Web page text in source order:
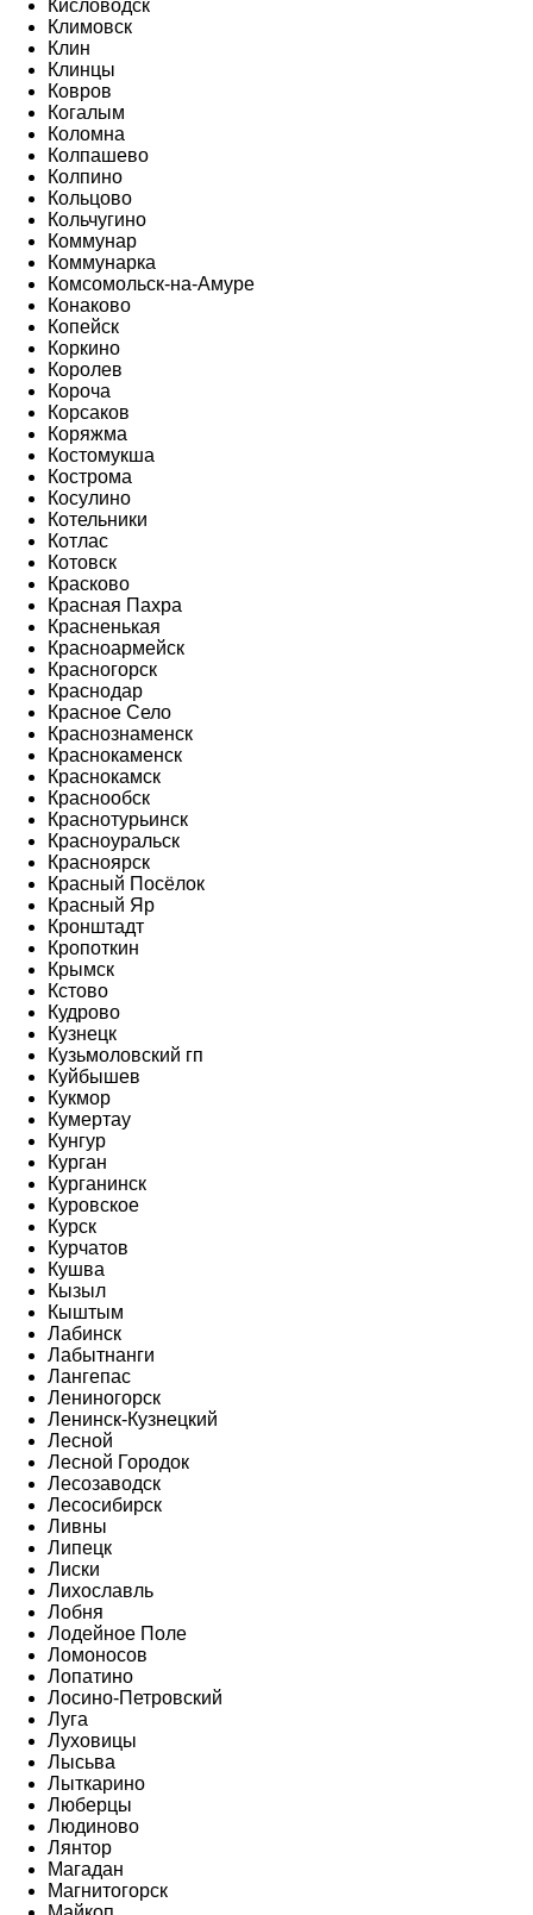
Кисловодск
Климовск
Клин
Клинцы
Ковров
Когалым
Коломна
Колпашево
Колпино
Кольцово
Кольчугино
Коммунар
Коммунарка
Комсомольск-на-Амуре
Конаково
Копейск
Коркино
Королев
Короча
Корсаков
Коряжма
Костомукша
Кострома
Косулино
Котельники
Котлас
Котовск
Красково
Красная Пахра
Красненькая
Красноармейск
Красногорск
Краснодар
Красное Село
Краснознаменск
Краснокаменск
Краснокамск
Краснообск
Краснотурьинск
Красноуральск
Красноярск
Красный Посёлок
Красный Яр
Кронштадт
Кропоткин
Крымск
Кстово
Кудрово
Кузнецк
Кузьмоловский гп
Куйбышев
Кукмор
Кумертау
Кунгур
Курган
Курганинск
Куровское
Курск
Курчатов
Кушва
Кызыл
Кыштым
Лабинск
Лабытнанги
Лангепас
Лениногорск
Ленинск-Кузнецкий
Лесной
Лесной Городок
Лесозаводск
Лесосибирск
Ливны
Липецк
Лиски
Лихославль
Лобня
Лодейное Поле
Ломоносов
Лопатино
Лосино-Петровский
Луга
Луховицы
Лысьва
Лыткарино
Люберцы
Людиново
Лянтор
Магадан
Магнитогорск